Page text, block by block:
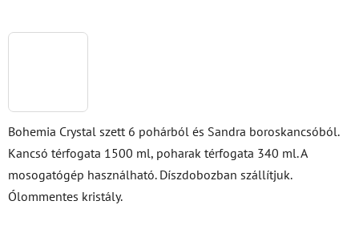
Bohemia Crystal szett 6 pohárból és Sandra boroskancsóból.
Kancsó térfogata 1500 ml, poharak térfogata 340 ml. A
mosogatógép használható. Díszdobozban szállítjuk.
Ólommentes kristály.